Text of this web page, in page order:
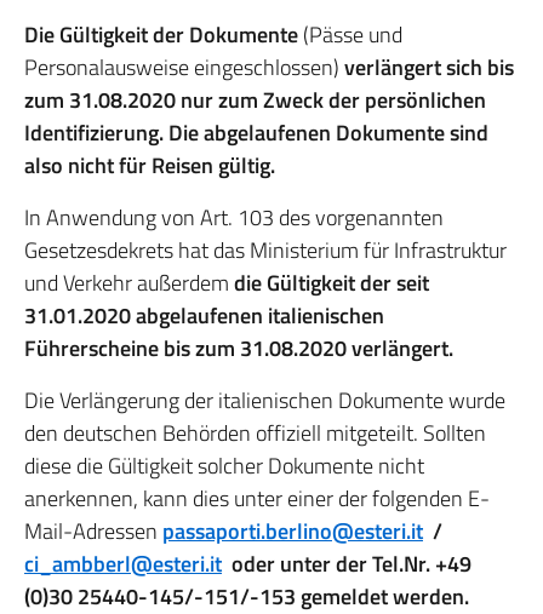
Die Gültigkeit der Dokumente(Pässe und
Personalausweise eingeschlossen)verlängert sich bis
zum 31.08.2020 nur zum Zweck der persönlichen
Identifizierung. Die abgelaufenen Dokumente sind
also nicht für Reisen gültig.
In Anwendung von Art. 103 des vorgenannten
Gesetzesdekrets hat das Ministerium für Infrastruktur
und Verkehr außerdemdie Gültigkeit der seit
31.01.2020 abgelaufenen italienischen
Führerscheine bis zum 31.08.2020 verlängert.
Die Verlängerung der italienischen Dokumente wurde
den deutschen Behörden offiziell mitgeteilt. Sollten
diese die Gültigkeit solcher Dokumente nicht
anerkennen, kann dies unter einer der folgenden E-
Mail-Adressen passaporti.berlino@esteri.it /
ci_ambberl@esteri.it oder unter der Tel.Nr. +49
(0)30 25440-145/-151/-153 gemeldet werden.